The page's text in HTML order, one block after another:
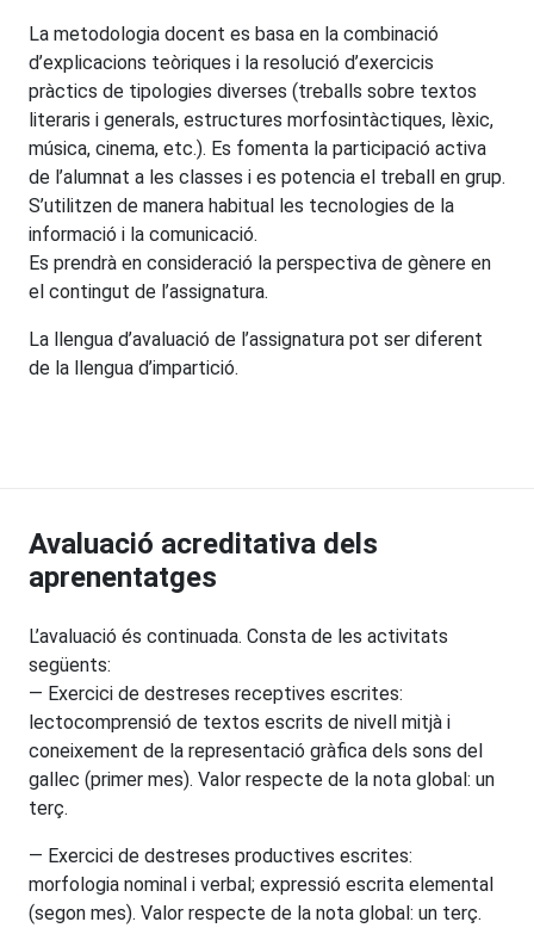
La metodologia docent es basa en la combinació
d’explicacions teòriques i la resolució d’exercicis
pràctics de tipologies diverses (treballs sobre textos
literaris i generals, estructures morfosintàctiques, lèxic,
música, cinema, etc.). Es fomenta la participació activa
de l’alumnat a les classes i es potencia el treball en grup.
S’utilitzen de manera habitual les tecnologies de la
informació i la comunicació.
Es prendrà en consideració la perspectiva de gènere en
el contingut de l’assignatura.
La llengua d’avaluació de l’assignatura pot ser diferent
de la llengua d’impartició.
Avaluació acreditativa dels
aprenentatges
L’avaluació és continuada. Consta de les activitats
següents:
— Exercici de destreses receptives escrites:
lectocomprensió de textos escrits de nivell mitjà i
coneixement de la representació gràfica dels sons del
gallec (primer mes). Valor respecte de la nota global: un
terç.
— Exercici de destreses productives escrites:
morfologia nominal i verbal; expressió escrita elemental
(segon mes). Valor respecte de la nota global: un terç.